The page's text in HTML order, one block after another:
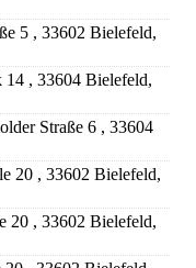
5 , 33602 Bielefeld,
14 , 33604 Bielefeld,
Straße 6 , 33604
20 , 33602 Bielefeld,
20 , 33602 Bielefeld,